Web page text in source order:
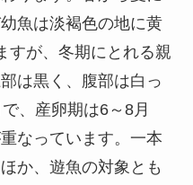
魚は淡褐色の地に黄
すが、冬期にとれる親
は黒く、腹部は白っ
、産卵期は6～8月
なっています。一本
か、遊魚の対象とも